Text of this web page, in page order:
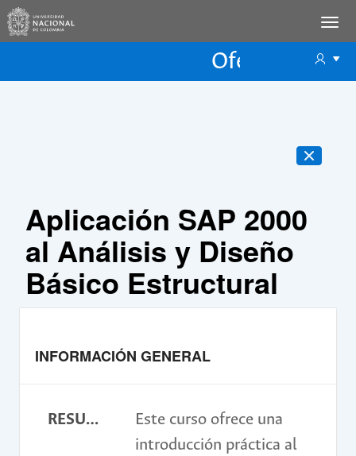
Oferta
Aplicación SAP 2000
al Análisis y Diseño
Básico Estructural
INFORMACIÓN GENERAL
RESUMEN
Este curso ofrece una
introducción práctica al